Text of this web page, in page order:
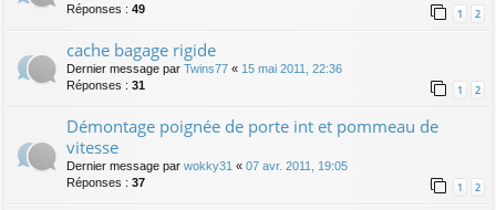
Réponses : 49 1 2
cache bagage rigide
Dernier message par Twins77 « 15 mai 2011, 22:36
Réponses : 31 1 2
Démontage poignée de porte int et pommeau de
vitesse
Dernier message par wokky31 « 07 avr. 2011, 19:05
Réponses : 37 1 2